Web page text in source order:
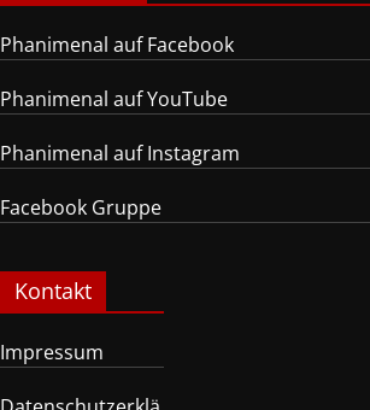
Phanimenal auf Facebook
Phanimenal auf YouTube
Phanimenal auf Instagram
Facebook Gruppe
Kontakt
Impressum